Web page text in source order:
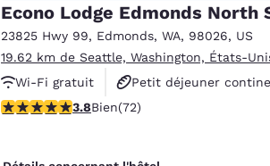
Econo Lodge Edmonds North
23825 Hwy 99, Edmonds, WA, 98026, US
19.62 km de Seattle, Washington, États-
Wi-Fi gratuit
Petit déjeuner
Animaux acceptés
3.82 étoiles. Bien. 72 commentaires
3.8Bien(72)